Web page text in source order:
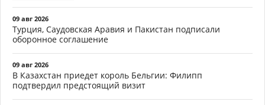
09 авг 2026
Турция, Саудовская Аравия и Пакистан подписали
оборонное соглашение
09 авг 2026
В Казахстан приедет король Бельгии: Филипп
подтвердил предстоящий визит